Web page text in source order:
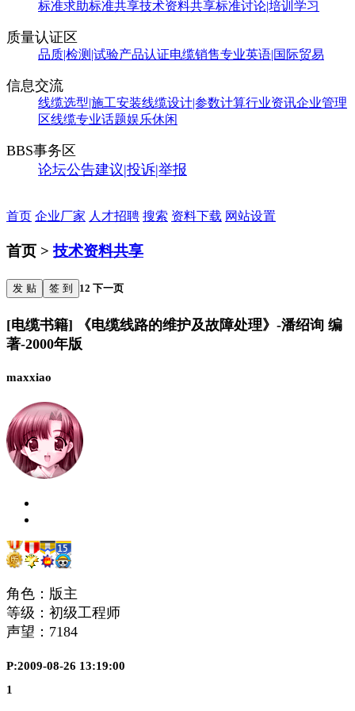
标准求助标准共享技术资料共享标准讨论|培训学习
质量认证区
品质|检测|试验产品认证电缆销售专业英语|国际贸易
信息交流
线缆选型|施工安装线缆设计|参数计算行业资讯企业管理
区线缆专业话题娱乐休闲
BBS事务区
论坛公告建议|投诉|举报
首页 企业厂家 人才招聘 搜索 资料下载 网站设置
首页 >技术资料共享
发 贴 签 到 12 下一页
[电缆书籍] 《电缆线路的维护及故障处理》-潘绍询 编
著-2000年版
maxxiao
角色：版主
等级：初级工程师
声望： 7184
P:2009-08-26 13:19:00
1